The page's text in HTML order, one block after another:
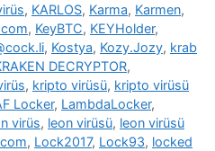
, KARLOS, Karma, Karmen,
, KeyBTC, KEYHolder,
, Kostya, Kozy.Jozy, krab
DECRYPTOR,
, kripto virüsü, kripto virüsü
Locker, LambdaLocker,
virüs, leon virüsü, leon virüsü
, Lock2017, Lock93, locked